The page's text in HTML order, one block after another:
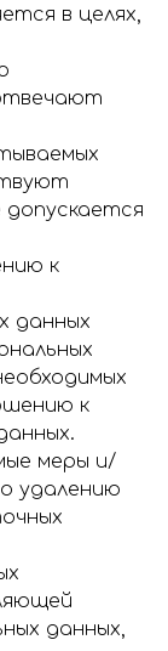
в целях,
к
данных
к
меры и/
удалению
данных,